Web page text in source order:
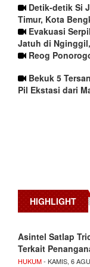
Detik-detik Si
Timur, Kota
Evakuasi
Jatuh di
Reog
Bekuk 5
Pil Ekstasi dari
HIGHLIGHT
Asintel Satlap
Terkait
HUKUM- KAMIS, 6